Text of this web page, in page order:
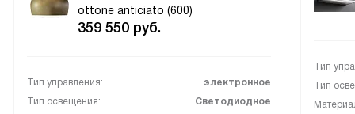
ottone anticiato (600)
359 550 руб.
Тип управления:
электронное
Тип освещения:
Светодиодное
Тип
Тип